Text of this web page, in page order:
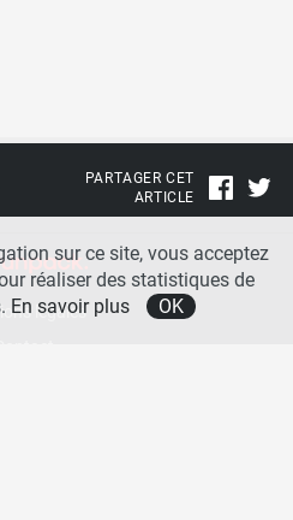
PARTAGER CET
ARTICLE
légales
sur ce site, vous acceptez
réaliser des statistiques de
En savoir plus OK